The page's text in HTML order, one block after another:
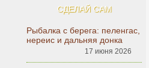
СДЕЛАЙ САМ
Рыбалка с берега: пеленгас,
нереис и дальняя донка
17 июня 2026